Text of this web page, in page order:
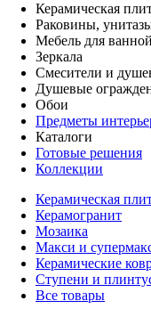
Керамическая
Раковины,
Мебель для ванной
Зеркала
Смесители и
Душевые
Обои
Предметы
Каталоги
Готовые решения
Коллекции
Керамическая
Керамогранит
Мозаика
Макси и
Керамические
Ступени и
Все товары